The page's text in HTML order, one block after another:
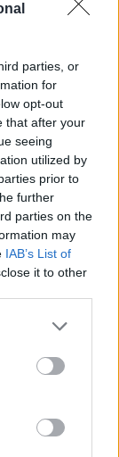
parties, or
for
opt-out
that after your
seeing
utilized by
prior to
further
parties on the
may
IAB’s List of
it to other